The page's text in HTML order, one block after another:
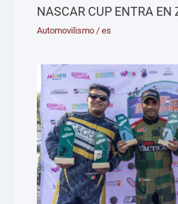
NASCAR CUP ENTRA EN
Automovilismo /es